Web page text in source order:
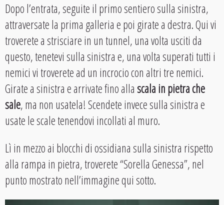
Dopo l’entrata, seguite il primo sentiero sulla sinistra,
attraversate la prima galleria e poi girate a destra. Qui vi
troverete a strisciare in un tunnel, una volta usciti da
questo, tenetevi sulla sinistra e, una volta superati tutti i
nemici vi troverete ad un incrocio con altri tre nemici.
Girate a sinistra e arrivate fino allascala in pietra che
sale, ma non usatela! Scendete invece sulla sinistra e
usate le scale tenendovi incollati al muro.
Lì in mezzo ai blocchi di ossidiana sulla sinistra rispetto
alla rampa in pietra, troverete “Sorella Genessa”, nel
punto mostrato nell’immagine qui sotto.